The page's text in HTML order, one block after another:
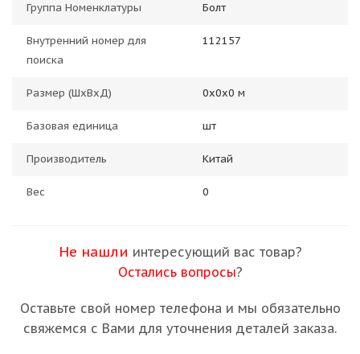
Группа Номенклатуры Болт
Внутренний номер для
поиска
112157
Размер (ШхВхД) 0х0х0 м
Базовая единица шт
Производитель Китай
Вес 0
Не нашли интересующий вас товар?
Остались вопросы?
Оставьте свой номер телефона и мы обязательно
свяжемся с Вами для уточнения деталей заказа.